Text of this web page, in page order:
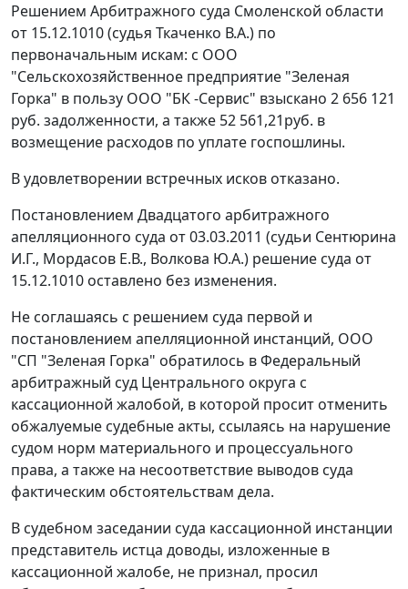
Решением Арбитражного суда Смоленской области
от 15.12.1010 (судья Ткаченко В.А.) по
первоначальным искам: с ООО
"Сельскохозяйственное предприятие "Зеленая
Горка" в пользу ООО "БК -Сервис" взыскано 2 656 121
руб. задолженности, а также 52 561,21руб. в
возмещение расходов по уплате госпошлины.
В удовлетворении встречных исков отказано.
Постановлением Двадцатого арбитражного
апелляционного суда от 03.03.2011 (судьи Сентюрина
И.Г., Мордасов Е.В., Волкова Ю.А.) решение суда от
15.12.1010 оставлено без изменения.
Не соглашаясь с решением суда первой и
постановлением апелляционной инстанций, ООО
"СП "Зеленая Горка" обратилось в Федеральный
арбитражный суд Центрального округа с
кассационной жалобой, в которой просит отменить
обжалуемые судебные акты, ссылаясь на нарушение
судом норм материального и процессуального
права, а также на несоответствие выводов суда
фактическим обстоятельствам дела.
В судебном заседании суда кассационной инстанции
представитель истца доводы, изложенные в
кассационной жалобе, не признал, просил